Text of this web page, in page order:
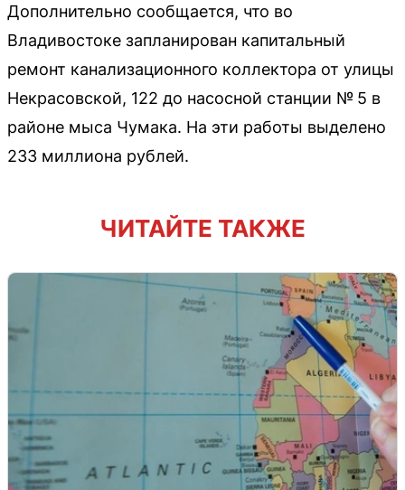
Дополнительно сообщается, что во
Владивостоке запланирован капитальный
ремонт канализационного коллектора от улицы
Некрасовской, 122 до насосной станции № 5 в
районе мыса Чумака. На эти работы выделено
233 миллиона рублей.
ЧИТАЙТЕ ТАКЖЕ